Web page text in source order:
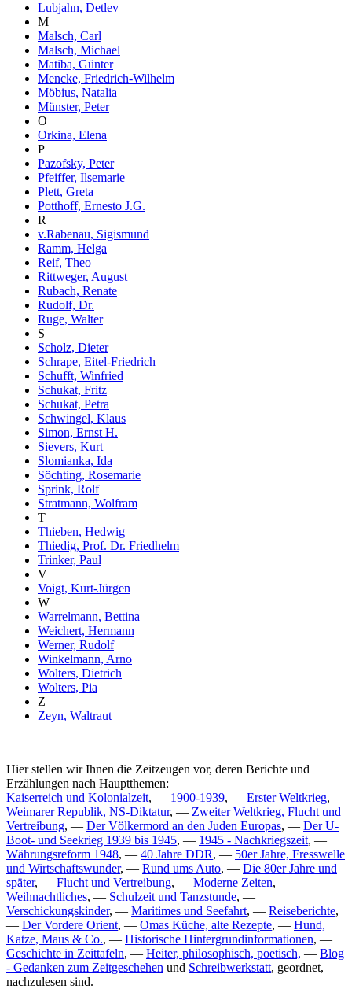
Lubjahn, Detlev
M
Malsch, Carl
Malsch, Michael
Matiba, Günter
Mencke, Friedrich-Wilhelm
Möbius, Natalia
Münster, Peter
O
Orkina, Elena
P
Pazofsky, Peter
Pfeiffer, Ilsemarie
Plett, Greta
Potthoff, Ernesto J.G.
R
v.Rabenau, Sigismund
Ramm, Helga
Reif, Theo
Rittweger, August
Rubach, Renate
Rudolf, Dr.
Ruge, Walter
S
Scholz, Dieter
Schrape, Eitel-Friedrich
Schufft, Winfried
Schukat, Fritz
Schukat, Petra
Schwingel, Klaus
Simon, Ernst H.
Sievers, Kurt
Slomianka, Ida
Söchting, Rosemarie
Sprink, Rolf
Stratmann, Wolfram
T
Thieben, Hedwig
Thiedig, Prof. Dr. Friedhelm
Trinker, Paul
V
Voigt, Kurt-Jürgen
W
Warrelmann, Bettina
Weichert, Hermann
Werner, Rudolf
Winkelmann, Arno
Wolters, Dietrich
Wolters, Pia
Z
Zeyn, Waltraut
Hier stellen wir Ihnen die Zeitzeugen vor, deren Berichte und
Erzählungen nach Hauptthemen:
Kaiserreich und Kolonialzeit, — 1900-1939, — Erster Weltkrieg, —
Weimarer Republik, NS-Diktatur, — Zweiter Weltkrieg, Flucht und
Vertreibung, — Der Völkermord an den Juden Europas, — Der U-
Boot- und Seekrieg 1939 bis 1945, — 1945 - Nachkriegszeit, —
Währungsreform 1948, — 40 Jahre DDR, — 50er Jahre, Fresswelle
und Wirtschaftswunder, — Rund ums Auto, — Die 80er Jahre und
später, — Flucht und Vertreibung, — Moderne Zeiten, —
Weihnachtliches, — Schulzeit und Tanzstunde, —
Verschickungskinder, — Maritimes und Seefahrt, — Reiseberichte,
— Der Vordere Orient, — Omas Küche, alte Rezepte, — Hund,
Katze, Maus & Co., — Historische Hintergrundinformationen, —
Geschichte in Zeittafeln, — Heiter, philosophisch, poetisch, — Blog
- Gedanken zum Zeitgeschehen und Schreibwerkstatt, geordnet,
nachzulesen sind.